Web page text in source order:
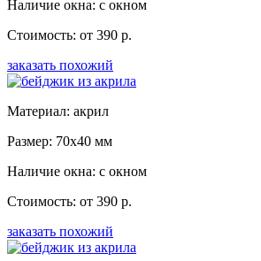
Наличие окна: с окном
Стоимость: от 390 р.
заказать похожий
Материал: акрил
Размер: 70x40 мм
Наличие окна: с окном
Стоимость: от 390 р.
заказать похожий